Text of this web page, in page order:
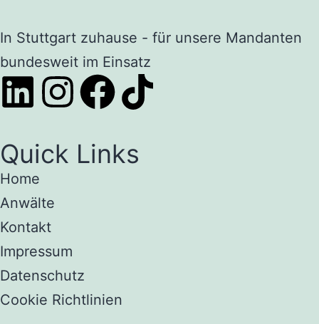
In Stuttgart zuhause - für unsere Mandanten
bundesweit im Einsatz
Quick Links
Home
Anwälte
Kontakt
Impressum
Datenschutz
Cookie Richtlinien